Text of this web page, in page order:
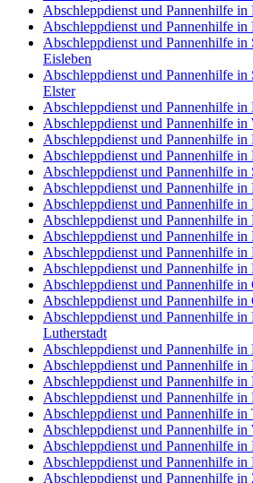
Abschleppdienst und Pannenhilfe in
Abschleppdienst und Pannenhilfe
Abschleppdienst und Pannenhilfe in
Eisleben
Abschleppdienst und Pannenhilfe in
Elster
Abschleppdienst und Pannenhilfe
Abschleppdienst und Pannenhilfe in
Abschleppdienst und Pannenhilfe in
Abschleppdienst und Pannenhilfe
Abschleppdienst und Pannenhilfe in
Abschleppdienst und Pannenhilfe
Abschleppdienst und Pannenhilfe in
Abschleppdienst und Pannenhilfe in
Abschleppdienst und Pannenhilfe
Abschleppdienst und Pannenhilfe in
Abschleppdienst und Pannenhilfe in
Abschleppdienst und Pannenhilfe in
Abschleppdienst und Pannenhilfe in
Abschleppdienst und Pannenhilfe in
Lutherstadt
Abschleppdienst und Pannenhilfe
Abschleppdienst und Pannenhilfe
Abschleppdienst und Pannenhilfe in
Abschleppdienst und Pannenhilfe in
Abschleppdienst und Pannenhilfe
Abschleppdienst und Pannenhilfe in
Abschleppdienst und Pannenhilfe
Abschleppdienst und Pannenhilfe in
Abschleppdienst und Pannenhilfe in